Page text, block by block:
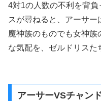
4対1の人数の不利を背
スが尋ねると、アーサー
魔神族のものでも女神族
な気配を、ゼルドリスた
アーサーVSチャン